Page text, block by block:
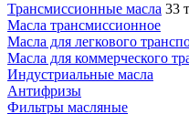
Трансмиссионные масла 33
Масла трансмиссионное
Масла для легкового
Масла для коммерческого
Индустриальные масла
Антифризы
Фильтры масляные